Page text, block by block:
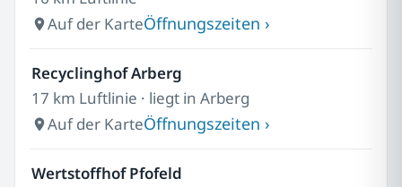
Auf der KarteÖffnungszeiten ›
Recyclinghof Arberg
17 km Luftlinie · liegt in Arberg
Auf der KarteÖffnungszeiten ›
Wertstoffhof Pfofeld